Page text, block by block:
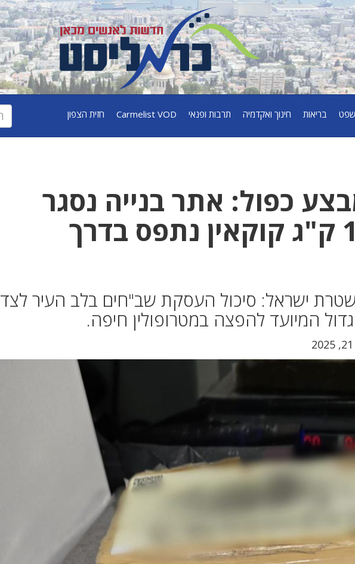
בריאות חינוך ואקדמיה תרבות ופנאי Carmelist VOD חזית הצפון
כפול: אתר בנייה נסגר
במוצקין ו־1.1 ק"ג קוקאין נתפס בדרך
ישראל: סיכול העסקת שב"חים בלב העיר לצד
המיועד להפצה במטרופולין חיפה.